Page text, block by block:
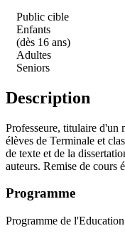
Public cible
Enfants
(dès 16 ans)
Adultes
Seniors
Description
Professeure, titulaire d'un
élèves de Terminale et
de texte et de la
auteurs. Remise de cours
Programme
Programme de